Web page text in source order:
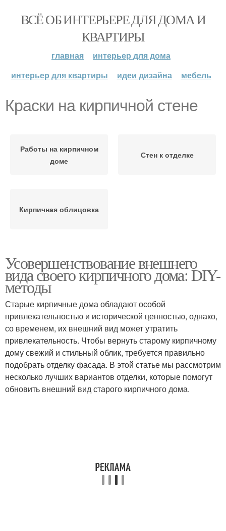
ВСЁ ОБ ИНТЕРЬЕРЕ ДЛЯ ДОМА И
КВАРТИРЫ
главная
интерьер для дома
интерьер для квартиры
идеи дизайна мебель
Краски на кирпичной стене
Работы на кирпичном
доме
Стен к отделке
Кирпичная облицовка
Усовершенствование внешнего
вида своего кирпичного дома: DIY-
методы
Старые кирпичные дома обладают особой
привлекательностью и исторической ценностью, однако,
со временем, их внешний вид может утратить
привлекательность. Чтобы вернуть старому кирпичному
дому свежий и стильный облик, требуется правильно
подобрать отделку фасада. В этой статье мы рассмотрим
несколько лучших вариантов отделки, которые помогут
обновить внешний вид старого кирпичного дома.